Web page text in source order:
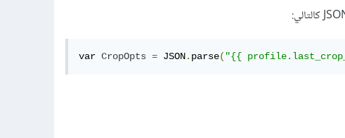
var CropOpts = JSON. parse( "{{